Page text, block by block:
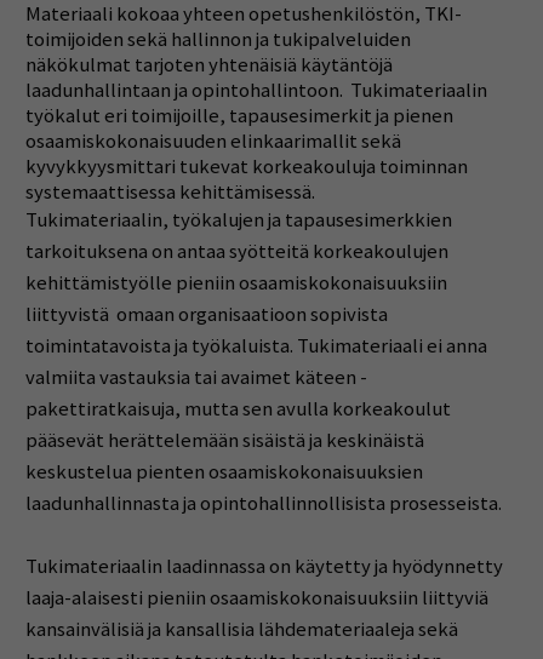
Materiaali kokoaa yhteen opetushenkilöstön, TKI-
toimijoiden sekä hallinnon ja tukipalveluiden
näkökulmat tarjoten yhtenäisiä käytäntöjä
laadunhallintaan ja opintohallintoon. Tukimateriaalin
työkalut eri toimijoille, tapausesimerkit ja pienen
osaamiskokonaisuuden elinkaarimallit sekä
kyvykkyysmittari tukevat korkeakouluja toiminnan
systemaattisessa kehittämisessä.
Tukimateriaalin, työkalujen ja tapausesimerkkien
tarkoituksena on antaa syötteitä korkeakoulujen
kehittämistyölle pieniin osaamiskokonaisuuksiin
liittyvistä omaan organisaatioon sopivista
toimintatavoista ja työkaluista. Tukimateriaali ei anna
valmiita vastauksia tai avaimet käteen -
pakettiratkaisuja, mutta sen avulla korkeakoulut
pääsevät herättelemään sisäistä ja keskinäistä
keskustelua pienten osaamiskokonaisuuksien
laadunhallinnasta ja opintohallinnollisista prosesseista.
Tukimateriaalin laadinnassa on käytetty ja hyödynnetty
laaja-alaisesti pieniin osaamiskokonaisuuksiin liittyviä
kansainvälisiä ja kansallisia lähdemateriaaleja sekä